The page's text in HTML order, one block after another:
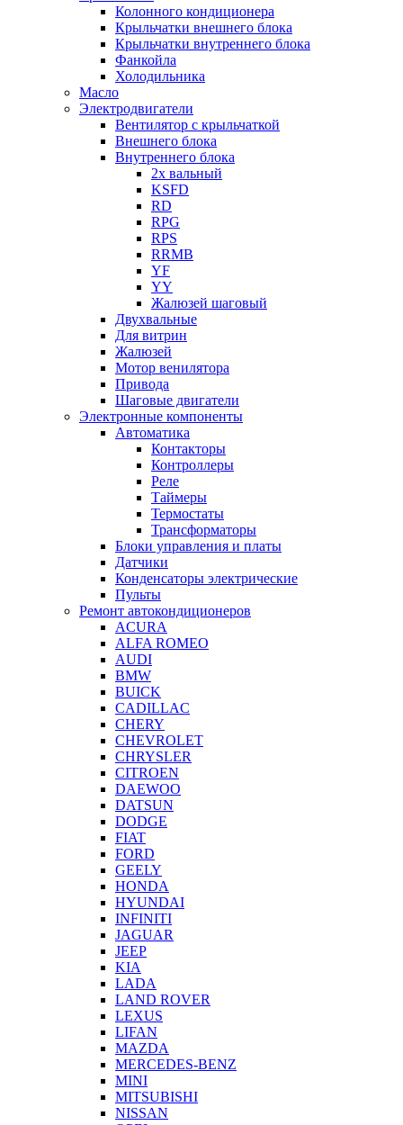
Колонного кондиционера
Крыльчатки внешнего блока
Крыльчатки внутреннего блока
Фанкойла
Холодильника
Масло
Электродвигатели
Вентилятор с крыльчаткой
Внешнего блока
Внутреннего блока
2х вальный
KSFD
RD
RPG
RPS
RRMB
YF
YY
Жалюзей шаговый
Двухвальные
Для витрин
Жалюзей
Мотор венилятора
Привода
Шаговые двигатели
Электронные компоненты
Автоматика
Контакторы
Контроллеры
Реле
Таймеры
Термостаты
Трансформаторы
Блоки управления и платы
Датчики
Конденсаторы электрические
Пульты
Ремонт автокондиционеров
ACURA
ALFA ROMEO
AUDI
BMW
BUICK
CADILLAC
CHERY
CHEVROLET
CHRYSLER
CITROEN
DAEWOO
DATSUN
DODGE
FIAT
FORD
GEELY
HONDA
HYUNDAI
INFINITI
JAGUAR
JEEP
KIA
LADA
LAND ROVER
LEXUS
LIFAN
MAZDA
MERCEDES-BENZ
MINI
MITSUBISHI
NISSAN